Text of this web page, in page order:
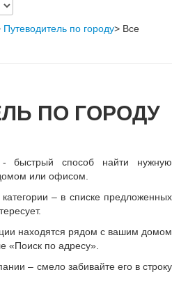
Путеводитель по городу> Все
ПО ГОРОДУ
способ найти нужную
или офисом.
– в списке предложенных
находятся рядом с вашим домом
«Поиск по адресу».
– смело забивайте его в строку